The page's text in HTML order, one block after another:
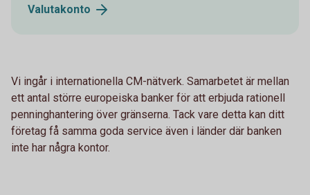
Valutakonto
Vi ingår i internationella CM-nätverk. Samarbetet är mellan
ett antal större europeiska banker för att erbjuda rationell
penninghantering över gränserna. Tack vare detta kan ditt
företag få samma goda service även i länder där banken
inte har några kontor.